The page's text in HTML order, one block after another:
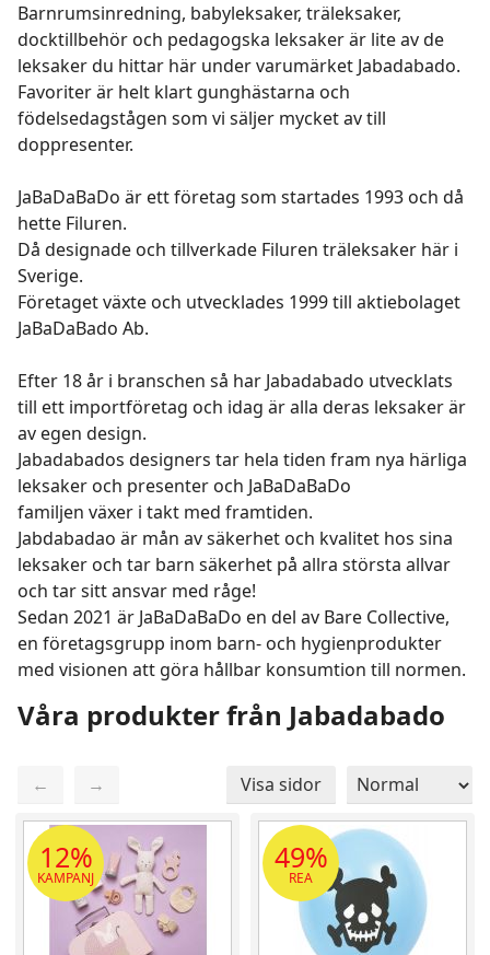
Barnrumsinredning, babyleksaker, träleksaker,
docktillbehör och pedagogska leksaker är lite av de
leksaker du hittar här under varumärket Jabadabado.
Favoriter är helt klart gunghästarna och
födelsedagstågen som vi säljer mycket av till
doppresenter.
JaBaDaBaDo är ett företag som startades 1993 och då
hette Filuren.
Då designade och tillverkade Filuren träleksaker här i
Sverige.
Företaget växte och utvecklades 1999 till aktiebolaget
JaBaDaBado Ab.
Efter 18 år i branschen så har Jabadabado utvecklats
till ett importföretag och idag är alla deras leksaker är
av egen design.
Jabadabados designers tar hela tiden fram nya härliga
leksaker och presenter och JaBaDaBaDo
familjen växer i takt med framtiden.
Jabdabadao är mån av säkerhet och kvalitet hos sina
leksaker och tar barn säkerhet på allra största allvar
och tar sitt ansvar med råge!
Sedan 2021 är JaBaDaBaDo en del av Bare Collective,
en företagsgrupp inom barn- och hygienprodukter
med visionen att göra hållbar konsumtion till normen.
Våra produkter från Jabadabado
← →
Visa sidor
Sida 1 / 1
Totalt 57 produkter
12%
KAMPANJ
49%
REA